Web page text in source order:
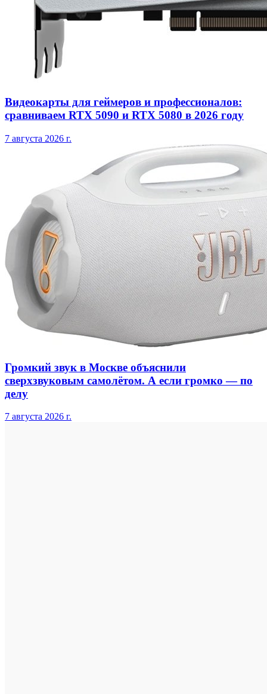
Видеокарты для геймеров и профессионалов:
сравниваем RTX 5090 и RTX 5080 в 2026 году
7 августа 2026 г.
Громкий звук в Москве объяснили
сверхзвуковым самолётом. А если громко — по
делу
7 августа 2026 г.